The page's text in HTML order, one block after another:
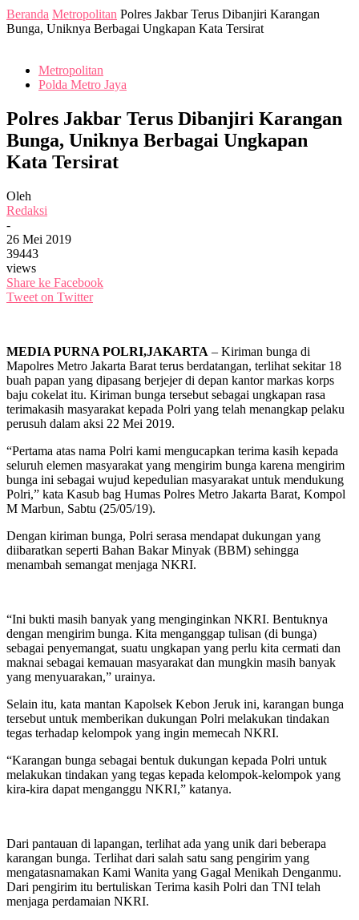
Beranda Metropolitan Polres Jakbar Terus Dibanjiri Karangan
Bunga, Uniknya Berbagai Ungkapan Kata Tersirat
Metropolitan
Polda Metro Jaya
Polres Jakbar Terus Dibanjiri Karangan
Bunga, Uniknya Berbagai Ungkapan
Kata Tersirat
Oleh
Redaksi
-
26 Mei 2019
39443
views
Share ke Facebook
Tweet on Twitter
MEDIA PURNA POLRI,JAKARTA – Kiriman bunga di
Mapolres Metro Jakarta Barat terus berdatangan, terlihat sekitar 18
buah papan yang dipasang berjejer di depan kantor markas korps
baju cokelat itu. Kiriman bunga tersebut sebagai ungkapan rasa
terimakasih masyarakat kepada Polri yang telah menangkap pelaku
perusuh dalam aksi 22 Mei 2019.
“Pertama atas nama Polri kami mengucapkan terima kasih kepada
seluruh elemen masyarakat yang mengirim bunga karena mengirim
bunga ini sebagai wujud kepedulian masyarakat untuk mendukung
Polri,” kata Kasub bag Humas Polres Metro Jakarta Barat, Kompol
M Marbun, Sabtu (25/05/19).
Dengan kiriman bunga, Polri serasa mendapat dukungan yang
diibaratkan seperti Bahan Bakar Minyak (BBM) sehingga
menambah semangat menjaga NKRI.
“Ini bukti masih banyak yang menginginkan NKRI. Bentuknya
dengan mengirim bunga. Kita menganggap tulisan (di bunga)
sebagai penyemangat, suatu ungkapan yang perlu kita cermati dan
maknai sebagai kemauan masyarakat dan mungkin masih banyak
yang menyuarakan,” urainya.
Selain itu, kata mantan Kapolsek Kebon Jeruk ini, karangan bunga
tersebut untuk memberikan dukungan Polri melakukan tindakan
tegas terhadap kelompok yang ingin memecah NKRI.
“Karangan bunga sebagai bentuk dukungan kepada Polri untuk
melakukan tindakan yang tegas kepada kelompok-kelompok yang
kira-kira dapat menganggu NKRI,” katanya.
Dari pantauan di lapangan, terlihat ada yang unik dari beberapa
karangan bunga. Terlihat dari salah satu sang pengirim yang
mengatasnamakan Kami Wanita yang Gagal Menikah Denganmu.
Dari pengirim itu bertuliskan Terima kasih Polri dan TNI telah
menjaga perdamaian NKRI.